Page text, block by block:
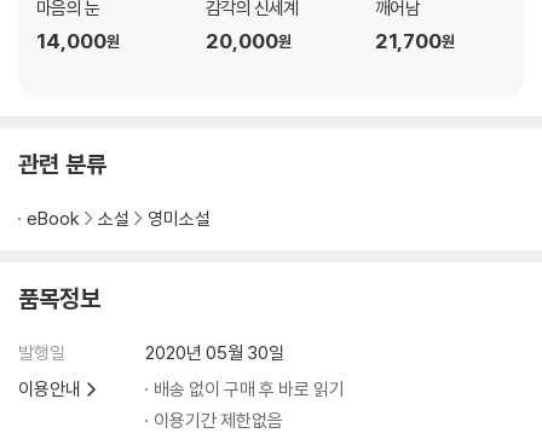
마음의 눈
14,000원
감각의 신세계
20,000원
깨어남
21,700원
관련 분류
eBook 소설 영미소설
품목정보
발행일
2020년 05월 30일
이용안내
배송 없이 구매 후 바로 읽기
이용기간 제한없음